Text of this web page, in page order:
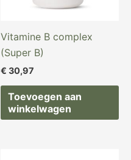
Vitamine B complex
(Super B)
€ 30,97
Toevoegen aan
winkelwagen